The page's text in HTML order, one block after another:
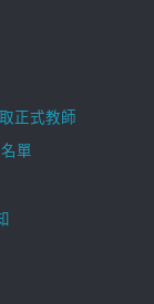
正式教師
單